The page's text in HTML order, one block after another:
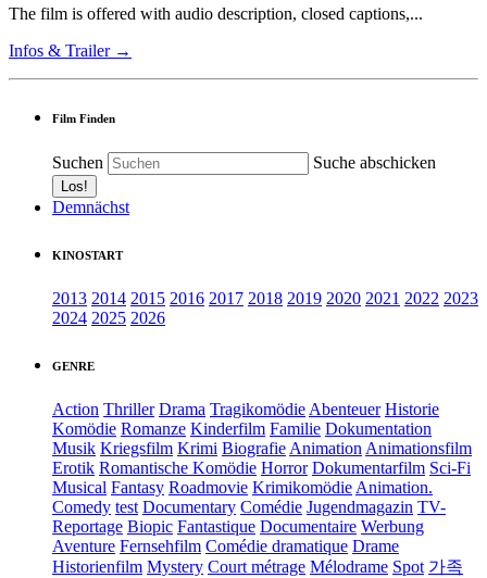
The film is offered with audio description, closed captions,...
Infos & Trailer →
Film Finden
Suchen Suche abschicken
Demnächst
KINOSTART
2013 2014 2015 2016 2017 2018 2019 2020 2021 2022 2023
2024 2025 2026
GENRE
Action Thriller Drama Tragikomödie Abenteuer Historie
Komödie Romanze Kinderfilm Familie Dokumentation
Musik Kriegsfilm Krimi Biografie Animation Animationsfilm
Erotik Romantische Komödie Horror Dokumentarfilm Sci-Fi
Musical Fantasy Roadmovie Krimikomödie Animation.
Comedy test Documentary Comédie Jugendmagazin TV-
Reportage Biopic Fantastique Documentaire Werbung
Aventure Fernsehfilm Comédie dramatique Drame
Historienfilm Mystery Court métrage Mélodrame Spot 가족